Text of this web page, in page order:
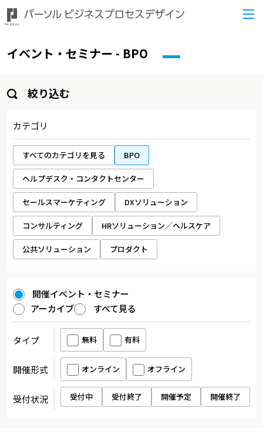
イベント・セミナー - BPO
絞り込む
カテゴリ
すべてのカテゴリを見る BPO
ヘルプデスク・コンタクトセンター
セールスマーケティング DXソリューション
コンサルティング HRソリューション／ヘルスケア
公共ソリューション プロダクト
開催イベント・セミナー
アーカイブ
すべて見る
タイプ 無料 有料
開催形式 オンライン オフライン
受付状況 受付中 受付終了 開催予定 開催終了